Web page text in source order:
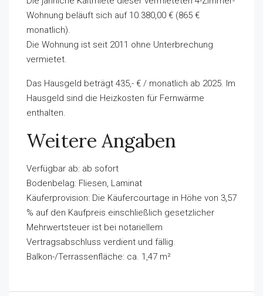
Wohnung beläuft sich auf 10.380,00 € (865 €
monatlich).
Die Wohnung ist seit 2011 ohne Unterbrechung
vermietet.
Das Hausgeld beträgt 435,- € / monatlich ab 2025. Im
Hausgeld sind die Heizkosten für Fernwärme
enthalten.
Weitere Angaben
Verfügbar ab: ab sofort
Bodenbelag: Fliesen, Laminat
Käuferprovision: Die Käufercourtage in Höhe von 3,57
% auf den Kaufpreis einschließlich gesetzlicher
Mehrwertsteuer ist bei notariellem
Vertragsabschluss verdient und fällig.
Balkon-/Terrassenfläche: ca. 1,47 m²